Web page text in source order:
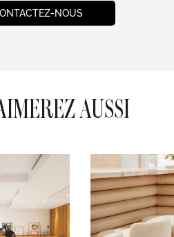
NOUS
AUSSI